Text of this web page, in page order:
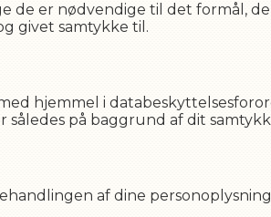
de er nødvendige til det formål,
givet samtykke til.
hjemmel i
på baggrund af dit
af dine